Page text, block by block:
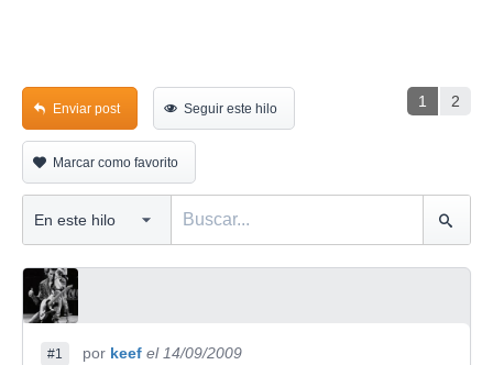
1 2
Enviar post Seguir este hilo
Marcar como favorito
#1 por keef el 14/09/2009